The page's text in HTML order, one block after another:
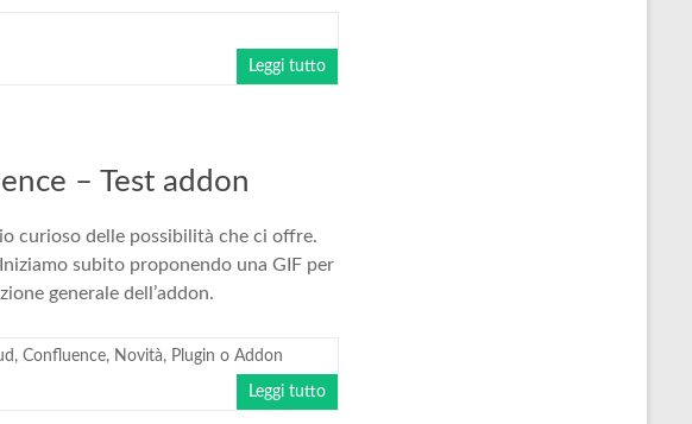
Leggi tutto
– Test addon
curioso delle possibilità che ci offre.
subito proponendo una GIF per
generale dell’addon.
, Confluence, Novità, Plugin o Addon
Leggi tutto